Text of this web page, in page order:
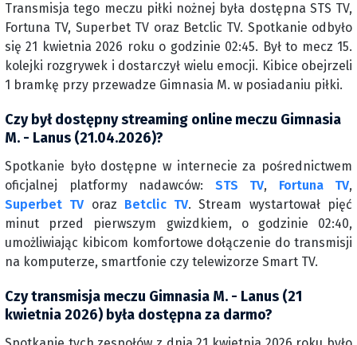
Transmisja tego meczu piłki nożnej była dostępna STS TV,
Fortuna TV, Superbet TV oraz Betclic TV. Spotkanie odbyło
się 21 kwietnia 2026 roku o godzinie 02:45. Był to mecz 15.
kolejki rozgrywek i dostarczył wielu emocji. Kibice obejrzeli
1 bramkę przy przewadze Gimnasia M. w posiadaniu piłki.
Czy był dostępny streaming online meczu Gimnasia
M. - Lanus (21.04.2026)?
Spotkanie było dostępne w internecie za pośrednictwem
oficjalnej platformy nadawców: STS TV, Fortuna TV,
Superbet TV oraz Betclic TV. Stream wystartował pięć
minut przed pierwszym gwizdkiem, o godzinie 02:40,
umożliwiając kibicom komfortowe dołączenie do transmisji
na komputerze, smartfonie czy telewizorze Smart TV.
Czy transmisja meczu Gimnasia M. - Lanus (21
kwietnia 2026) była dostępna za darmo?